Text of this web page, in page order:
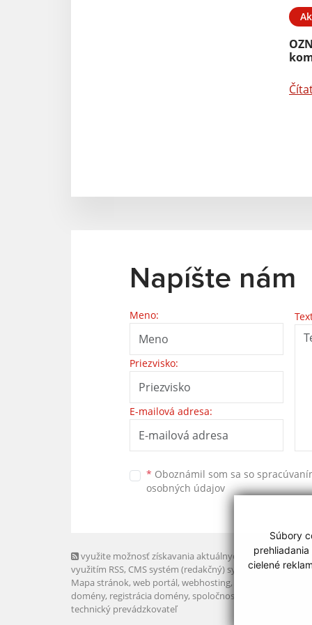
Súbory
cielené
Napíšte nám
Meno:
Priezvisko:
E-mailová adresa:
* Oboznámil som sa so
osobných údajov
využite možnosť získavania aktuálnych informácií s
využitím RSS, CMS systém (redakčný) systém ECHELON 2,
Mapa stránok, web portál, webhosting,
domény, registrácia domény, spoločnosť webex.digital, s.r.o.
technický prevádzkovateľ